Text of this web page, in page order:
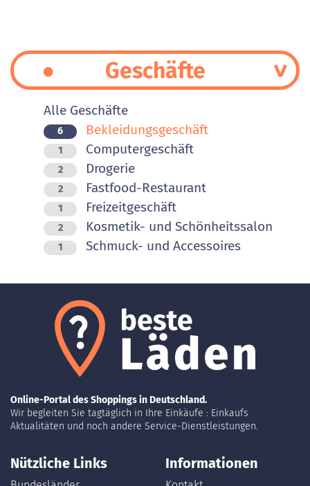
Geschäfte
Alle Geschäfte
6 Bekleidungsgeschäft
1 Computergeschäft
2 Drogerie
2 Fastfood-Restaurant
1 Freizeitgeschäft
2 Kosmetik- und Schönheitssalon
1 Schmuck- und Accessoires
Online-Portal des Shoppings in Deutschland.
Wir begleiten Sie tagtäglich in Ihre Einkäufe : Einkaufs
Aktualitäten und noch andere Service-Dienstleistungen.
Nützliche Links Informationen